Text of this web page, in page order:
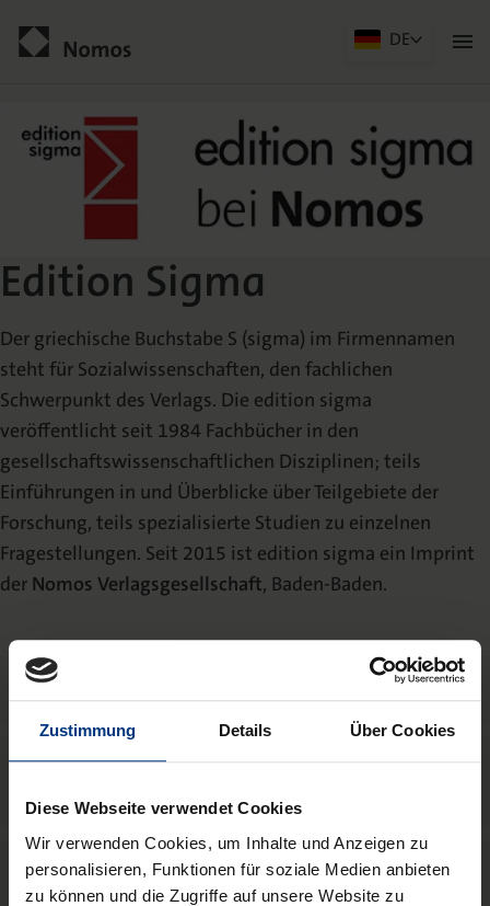
Zustimmung Details Über Cookies
Diese Webseite verwendet Cookies
Wir verwenden Cookies, um Inhalte und Anzeigen zu
personalisieren, Funktionen für soziale Medien anbieten
zu können und die Zugriffe auf unsere Website zu
Der Verlag
Über uns
Die Nomos Verlagsgesellschaft
Ansprechpartner:innen
Das Lektorat
News
Neuigkeiten & Aktuelles
Termine
Nomos für Sie vor Ort
Programm
Praxisliteratur
Fachbücher für Jurist:innen
Rechtswissenschaft
Sozialwissenschaften
Geisteswissenschaften
Inlibra
Die digitale Bibliothek
Wissenschaftlich Publizieren
Wissenschaftlich publizieren
Jetzt Autor:in werden
Blog
rund um Ihre Publikation
Open Access
Service
Themenwelten
Themenwelten und Newsletter
Presse
Presse & Rezensionswesen
Dozentenservice
Belegexemplar für Lehrende
Kataloge
Aktuelle Prospekte zum Download
Podcast
DE
Edition Sigma
Edition Sigma
Der griechische Buchstabe S (sigma) im Firmennamen
steht für Sozialwissenschaften, den fachlichen
Schwerpunkt des Verlags. Die edition sigma
veröffentlicht seit 1984 Fachbücher in den
gesellschaftswissenschaftlichen Disziplinen; teils
Einführungen in und Überblicke über Teilgebiete der
Forschung, teils spezialisierte Studien zu einzelnen
Fragestellungen. Seit 2015 ist edition sigma ein Imprint
der Nomos Verlagsgesellschaft, Baden-Baden.
Zielgruppen
Programmschwerpunkte